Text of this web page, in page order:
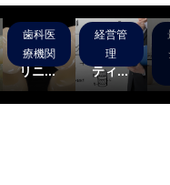
歯科医
療機関
テスト
歯科ク
リニ...
経営管
理
デジタ
ルデン
ティ...